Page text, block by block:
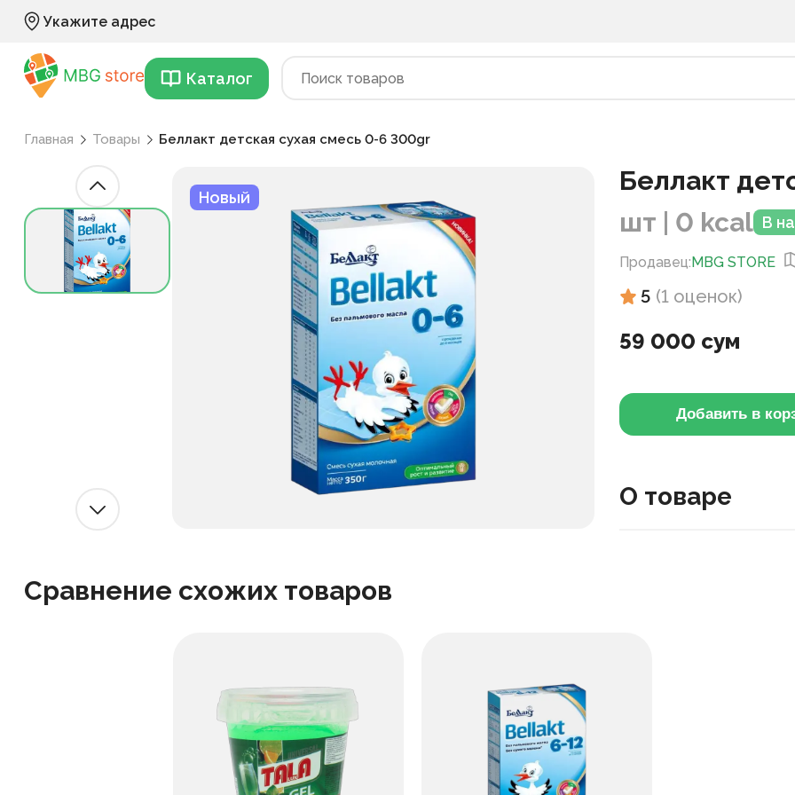
Укажите адрес
Каталог
Главная Товары Беллакт детская сухая смесь 0-6 300gr
Новый
Беллакт
шт | 0 kcal В
Продавец:MBG STORE
5 (1 оценок)
59 000 сум
Добавить в
О товаре
Сравнение схожих товаров